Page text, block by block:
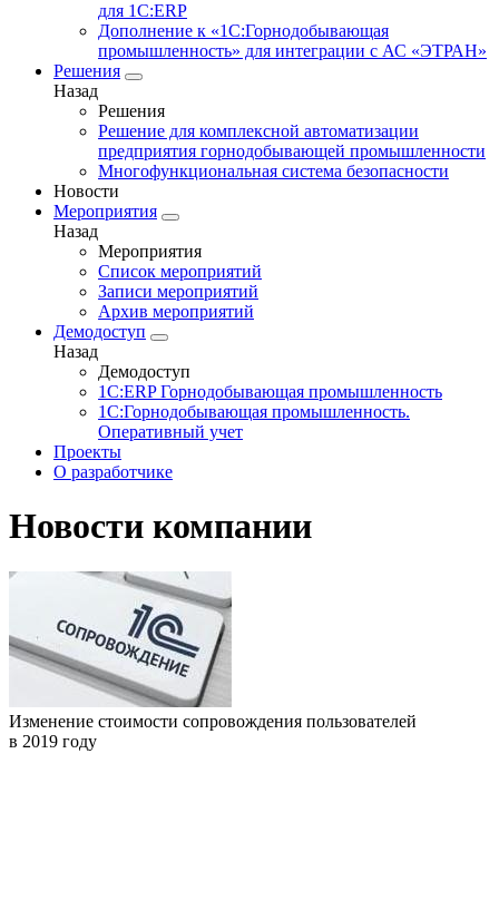
для 1С:ERP
Дополнение к «1С:Горнодобывающая
промышленность» для интеграции с АС «ЭТРАН»
Решения
Назад
Решения
Решение для комплексной автоматизации
предприятия горнодобывающей промышленности
Многофункциональная система безопасности
Новости
Мероприятия
Назад
Мероприятия
Список мероприятий
Записи мероприятий
Архив мероприятий
Демодоступ
Назад
Демодоступ
1С:ERP Горнодобывающая промышленность
1С:Горнодобывающая промышленность.
Оперативный учет
Проекты
О разработчике
Новости компании
Изменение стоимости сопровождения пользователей
в 2019 году